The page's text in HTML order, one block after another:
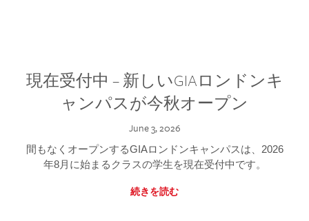
現在受付中 – 新しいGIAロンドンキ
ャンパスが今秋オープン
June 3, 2026
間もなくオープンするGIAロンドンキャンパスは、2026
年8月に始まるクラスの学生を現在受付中です。
続きを読む